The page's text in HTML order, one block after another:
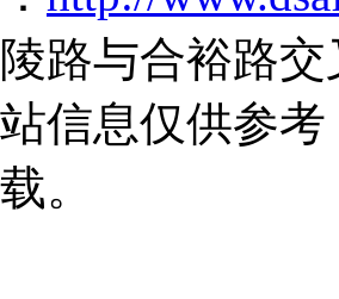
路与合裕路
信息仅供参
。